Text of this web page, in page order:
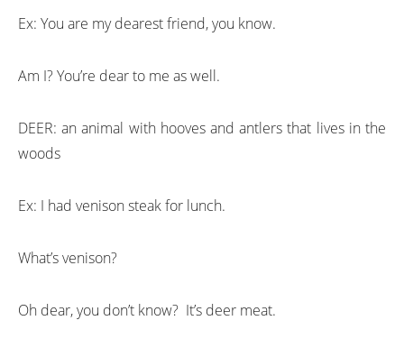
Ex: You are my dearest friend, you know.
Am I? You’re dear to me as well.
DEER: an animal with hooves and antlers that lives in the
woods
Ex: I had venison steak for lunch.
What’s venison?
Oh dear, you don’t know? It’s deer meat.